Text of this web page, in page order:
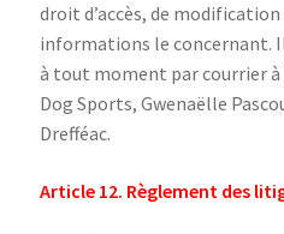
droit d’accès, de
informations le concernant.
à tout moment par courrier à
Dog Sports, Gwenaëlle
Drefféac.
Article 12. Règlement des